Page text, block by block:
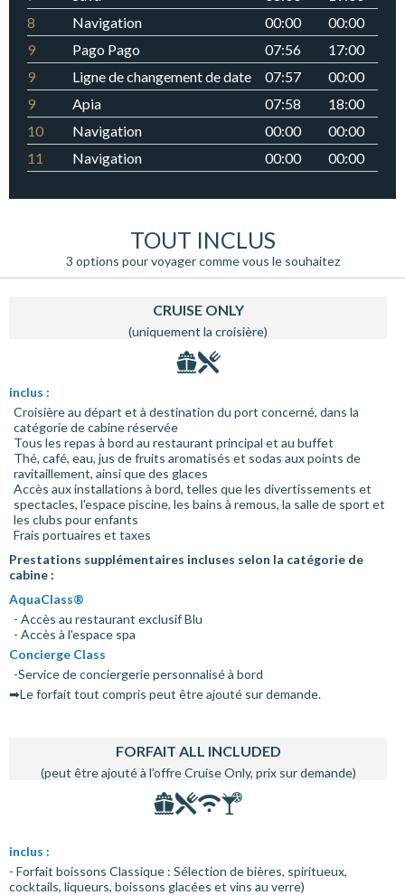
8
Navigation 00:00
00:00
9
Pago Pago 07:56
17:00
9
Ligne de changement de date 07:57
00:00
9
Apia 07:58
18:00
10
Navigation 00:00
00:00
11
Navigation 00:00
00:00
Navigation 00:00
Honolulu 07:00 00:00
TOUT INCLUS
3 options pour voyager comme vous le souhaitez
CRUISE ONLY
(uniquement la croisière)
inclus :
Croisière au départ et à destination du port concerné, dans la
catégorie de cabine réservée
Tous les repas à bord au restaurant principal et au buffet
Thé, café, eau, jus de fruits aromatisés et sodas aux points de
ravitaillement, ainsi que des glaces
Accès aux installations à bord, telles que les divertissements et
spectacles, l'espace piscine, les bains à remous, la salle de sport et
les clubs pour enfants
Frais portuaires et taxes
Prestations supplémentaires incluses selon la catégorie de
cabine :
AquaClass®
- Accès au restaurant exclusif Blu
- Accès à l'espace spa
Concierge Class
-Service de conciergerie personnalisé à bord
➡Le forfait tout compris peut être ajouté sur demande.
FORFAIT ALL INCLUDED
(peut être ajouté à l’offre Cruise Only, prix sur demande)
inclus :
- Forfait boissons Classique : Sélection de bières, spiritueux,
cocktails, liqueurs, boissons glacées et vins au verre)